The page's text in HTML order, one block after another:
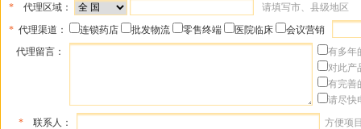
* 代理区域：
请填写市、县级地区
* 代理渠道： 连锁药店 批发物流 零售终端 医院临床
会议营销
代理留言：
有多年
对此产
有完善
请尽快
* 联系人：
方便项